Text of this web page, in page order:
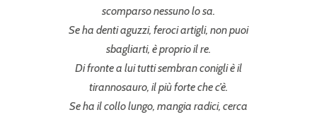
scomparso nessuno lo sa.
Se ha denti aguzzi, feroci artigli, non puoi
sbagliarti, è proprio il re.
Di fronte a lui tutti sembran conigli è il
tirannosauro, il più forte che c’è.
Se ha il collo lungo, mangia radici, cerca